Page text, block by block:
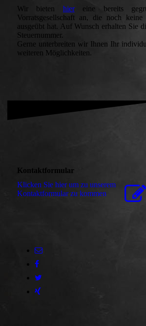
Wir bieten hiereine bereits
Vorratsgesellschaft an, die noch keine
ausgeübt hat. Auf Wunsch erhalten Sie
Steuernummer.
Gerne unterbreiten wir Ihnen Ihr
weiteren Möglichkeiten.
Kontaktformular
Klicken Sie hier um zu unserem
Kon­takt­for­mu­lar zu kommen